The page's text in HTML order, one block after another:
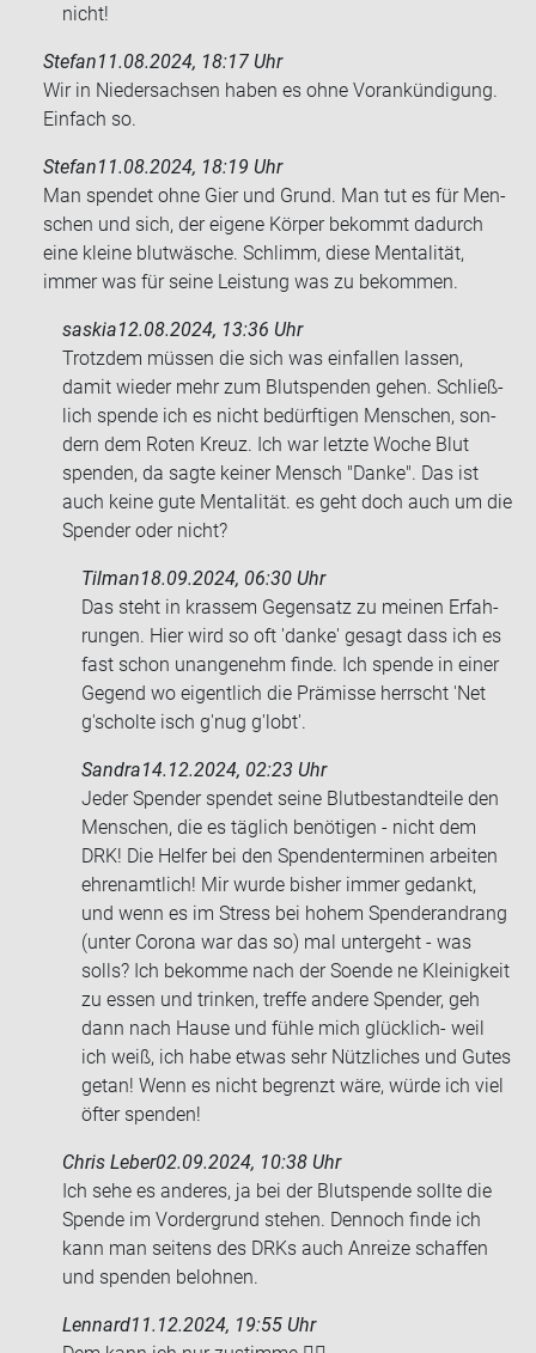
nicht!
Stefan11.08.2024, 18:17 Uhr
Wir in Nie­der­sach­sen haben es ohne Vor­ankün­di­gung.
Ein­fach so.
Stefan11.08.2024, 18:19 Uhr
Man spen­det ohne Gier und Grund. Man tut es für Men­
schen und sich, der ei­ge­ne Kör­per be­kommt da­durch
eine klei­ne blut­wä­sche. Schlimm, diese Men­ta­li­tät,
immer was für seine Leis­tung was zu be­kom­men.
saskia12.08.2024, 13:36 Uhr
Trotz­dem müs­sen die sich was ein­fal­len las­sen,
damit wie­der mehr zum Blut­spen­den gehen. Schließ­
lich spen­de ich es nicht be­dürf­ti­gen Men­schen, son­
dern dem Roten Kreuz. Ich war letz­te Woche Blut
spen­den, da sagte kei­ner Mensch "Danke". Das ist
auch keine gute Men­ta­li­tät. es geht doch auch um die
Spen­der oder nicht?
Tilman18.09.2024, 06:30 Uhr
Das steht in kras­sem Ge­gen­satz zu mei­nen Er­fah­
run­gen. Hier wird so oft 'danke' ge­sagt dass ich es
fast schon un­an­ge­nehm finde. Ich spen­de in einer
Ge­gend wo ei­gent­lich die Prä­mis­se herrscht 'Net
g'schol­te isch g'nug g'lobt'.
Sandra14.12.2024, 02:23 Uhr
Jeder Spen­der spen­det seine Blut­be­stand­tei­le den
Men­schen, die es täg­lich be­nö­ti­gen - nicht dem
DRK! Die Hel­fer bei den Spen­den­ter­mi­nen ar­bei­ten
eh­ren­amt­lich! Mir wurde bis­her immer ge­dankt,
und wenn es im Stress bei hohem Spen­der­an­drang
(unter Co­ro­na war das so) mal un­ter­geht - was
solls? Ich be­kom­me nach der So­en­de ne Klei­nig­keit
zu essen und trin­ken, tref­fe an­de­re Spen­der, geh
dann nach Hause und fühle mich glücklich-​ weil
ich weiß, ich habe etwas sehr Nütz­li­ches und Gutes
getan! Wenn es nicht be­grenzt wäre, würde ich viel
öfter spen­den!
Chris Leber02.09.2024, 10:38 Uhr
Ich sehe es an­de­res, ja bei der Blut­spen­de soll­te die
Spen­de im Vor­der­grund ste­hen. Den­noch finde ich
kann man sei­tens des DRKs auch An­rei­ze schaf­fen
und spen­den be­loh­nen.
Lennard11.12.2024, 19:55 Uhr